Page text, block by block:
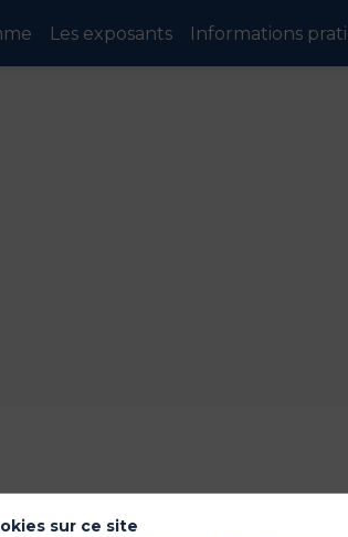
Les exposants Informations
sur ce site